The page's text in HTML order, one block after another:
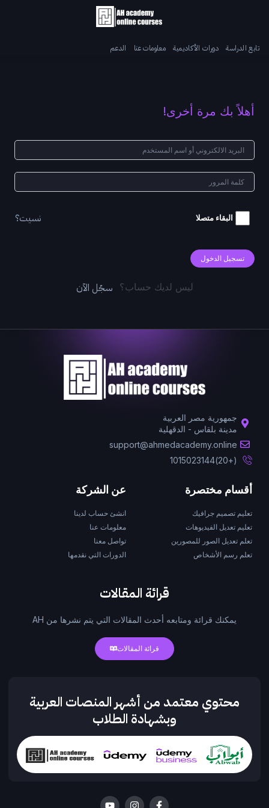
تابع الدراسة دورات الأكاديمية معلومات عنا الدعم
أهلاً بك مرة أخرى!
البقاء متصلا نسيت؟
تسجيل الدخول
ليس لديك حساب؟ سجّل الآن
جمهورية مصر العربية
مدينة بلقاس - الدقهلية
support@ahmedacademy.online
(+20)1015023144
أقسام مختصرة
تعليم تصميم جرافيك
تعليم تعديل الفيديوهات
تعلم تعديل الصور للمصورين
تعلم رسم الأشخاص
عن الشركة
انشئ حساب لدينا
معلومات عنا
تواصل معنا
الدورات التي نقدمها
قرائة المقالات
يمكنك قرائة ومتابعه أحدث المقالات التي يتم نشرها من AH
قرائة المقالات
محتوي معتمد من أشهر المنصات العربية
وبشهادة الطلاب